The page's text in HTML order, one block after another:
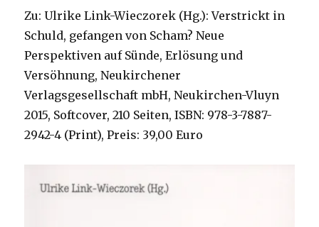
Zu: Ulrike Link-Wieczorek (Hg.): Verstrickt in
Schuld, gefangen von Scham? Neue
Perspektiven auf Sünde, Erlösung und
Versöhnung, Neukirchener
Verlagsgesellschaft mbH, Neukirchen-Vluyn
2015, Softcover, 210 Seiten, ISBN: 978-3-7887-
2942-4 (Print), Preis: 39,00 Euro